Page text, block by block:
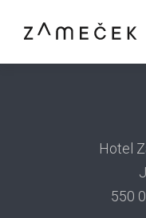
Hotel
550